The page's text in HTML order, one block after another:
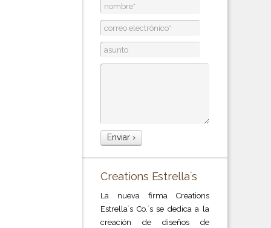
Creations Estrella´s
La nueva firma Creations
Estrella´s Co.´s se dedica a la
creación de diseños de